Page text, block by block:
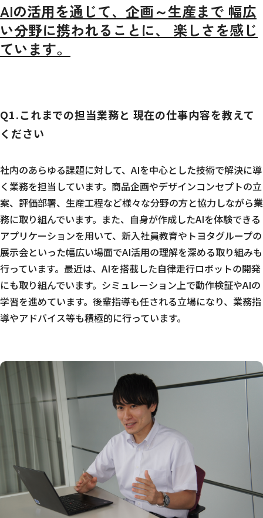
AIの活用を通じて、企画～生産まで 幅広
い分野に携われることに、 楽しさを感じ
ています。
Q1.これまでの担当業務と 現在の仕事内容を教えて
ください
社内のあらゆる課題に対して、AIを中心とした技術で解決に導
く業務を担当しています。商品企画やデザインコンセプトの立
案、評価部署、生産工程など様々な分野の方と協力しながら業
務に取り組んでいます。また、自身が作成したAIを体験できる
アプリケーションを用いて、新入社員教育やトヨタグループの
展示会といった幅広い場面でAI活用の理解を深める取り組みも
行っています。最近は、AIを搭載した自律走行ロボットの開発
にも取り組んでいます。シミュレーション上で動作検証やAIの
学習を進めています。後輩指導も任される立場になり、業務指
導やアドバイス等も積極的に行っています。